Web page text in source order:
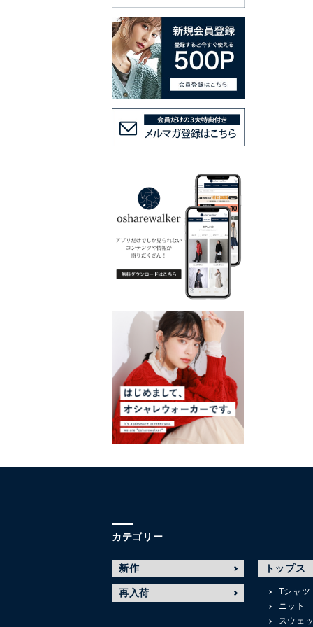
カテゴリー
新作
再入荷
トップス
Tシャツ
ニット
スウェ